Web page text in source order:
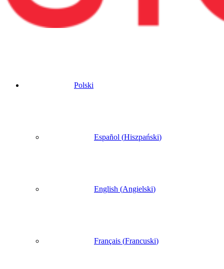
Polski
Español (Hiszpański)
English (Angielski)
Français (Francuski)